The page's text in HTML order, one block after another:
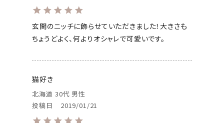
玄関のニッチに飾らせていただきました！大きさも
ちょうどよく、何よりオシャレで可愛いです。
猫好き
北海道 30代 男性
投稿日
2019/01/21